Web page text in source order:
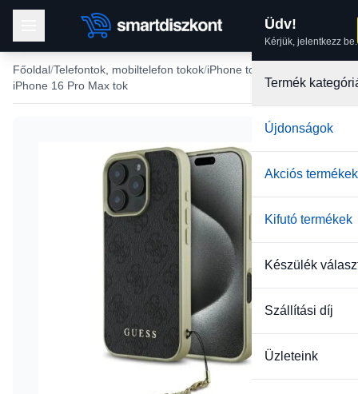
Üdv!
Kérjük, jelentkezz be.
Termék
Újdonságok
Akciós termékek
Kifutó termékek
Készülék
Szállítási díj
Üzleteink
Főoldal Telefontok, mobiltelefon tokok iPhone tokok
iPhone 16 Pro Max tok